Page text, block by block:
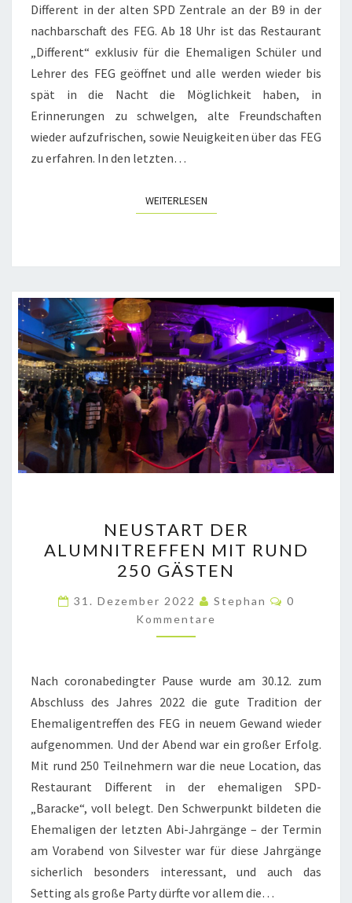
Different in der alten SPD Zentrale an der B9 in der
nachbarschaft des FEG. Ab 18 Uhr ist das Restaurant
„Different“ exklusiv für die Ehemaligen Schüler und
Lehrer des FEG geöffnet und alle werden wieder bis
spät in die Nacht die Möglichkeit haben, in
Erinnerungen zu schwelgen, alte Freundschaften
wieder aufzufrischen, sowie Neuigkeiten über das FEG
zu erfahren. In den letzten…
WEITERLESENWEITERLESEN
DER
ALUMNITREFFEN
MIT
RUND
250
GÄSTEN
NEUSTART DER
ALUMNITREFFEN MIT RUND
250 GÄSTEN
31. Dezember 2022 Stephan
0
Kommentare
Nach coronabedingter Pause wurde am 30.12. zum
Abschluss des Jahres 2022 die gute Tradition der
Ehemaligentreffen des FEG in neuem Gewand wieder
aufgenommen. Und der Abend war ein großer Erfolg.
Mit rund 250 Teilnehmern war die neue Location, das
Restaurant Different in der ehemaligen SPD-
„Baracke“, voll belegt. Den Schwerpunkt bildeten die
Ehemaligen der letzten Abi-Jahrgänge – der Termin
am Vorabend von Silvester war für diese Jahrgänge
sicherlich besonders interessant, und auch das
Setting als große Party dürfte vor allem die…